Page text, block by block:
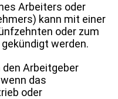
Arbeiters oder
kann mit einer
oder zum
werden.
den Arbeitgeber
das
oder